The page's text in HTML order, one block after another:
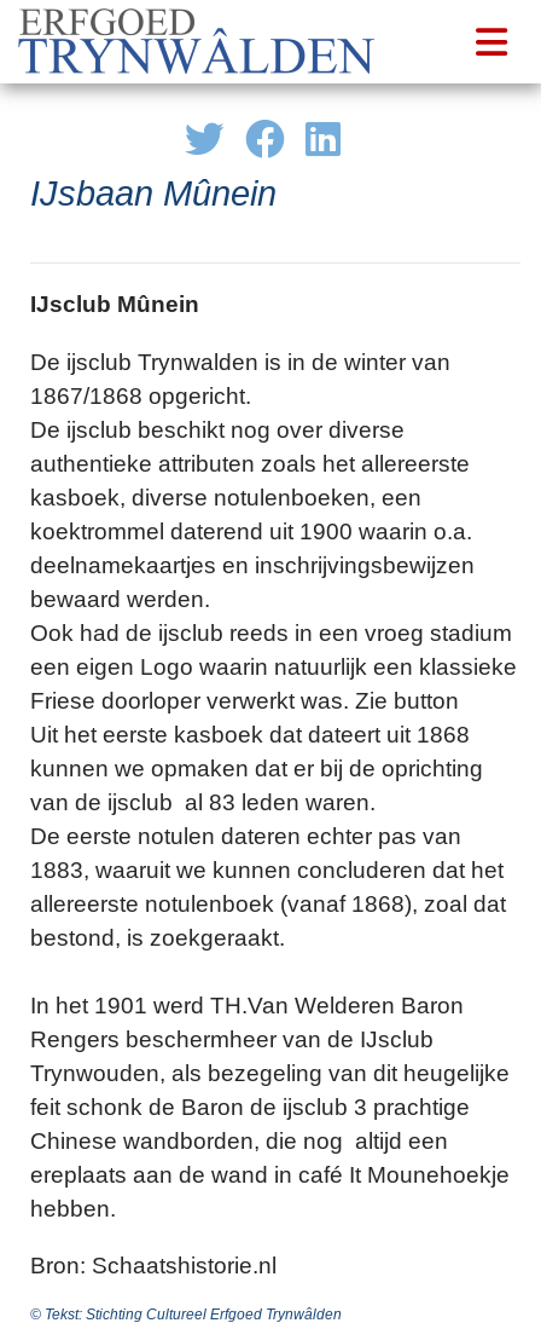
IJsbaan Mûnein
IJsclub Mûnein
De ijsclub Trynwalden is in de winter van
1867/1868 opgericht.
De ijsclub beschikt nog over diverse
authentieke attributen zoals het allereerste
kasboek, diverse notulenboeken, een
koektrommel daterend uit 1900 waarin o.a.
deelnamekaartjes en inschrijvingsbewijzen
bewaard werden.
Ook had de ijsclub reeds in een vroeg stadium
een eigen Logo waarin natuurlijk een klassieke
Friese doorloper verwerkt was. Zie button
Uit het eerste kasboek dat dateert uit 1868
kunnen we opmaken dat er bij de oprichting
van de ijsclub al 83 leden waren.
De eerste notulen dateren echter pas van
1883, waaruit we kunnen concluderen dat het
allereerste notulenboek (vanaf 1868), zoal dat
bestond, is zoekgeraakt.
In het 1901 werd TH.Van Welderen Baron
Rengers beschermheer van de IJsclub
Trynwouden, als bezegeling van dit heugelijke
feit schonk de Baron de ijsclub 3 prachtige
Chinese wandborden, die nog altijd een
ereplaats aan de wand in café It Mounehoekje
hebben.
Bron: Schaatshistorie.nl
© Tekst: Stichting Cultureel Erfgoed Trynwâlden